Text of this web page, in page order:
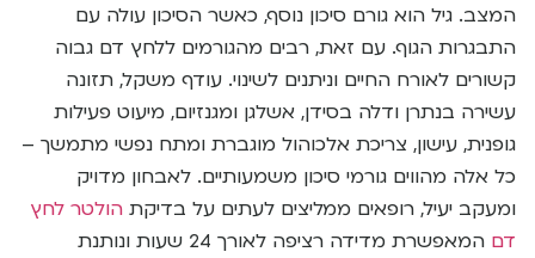
המצב. גיל הוא גורם סיכון נוסף, כאשר הסיכון עולה עם
התבגרות הגוף. עם זאת, רבים מהגורמים ללחץ דם גבוה
קשורים לאורח החיים וניתנים לשינוי. עודף משקל, תזונה
עשירה בנתרן ודלה בסידן, אשלגן ומגנזיום, מיעוט פעילות
גופנית, עישון, צריכת אלכוהול מוגברת ומתח נפשי מתמשך –
כל אלה מהווים גורמי סיכון משמעותיים. לאבחון מדויק
ומעקב יעיל, רופאים ממליצים לעתים על בדיקת הולטר לחץ
דם
המאפשרת מדידה רציפה לאורך 24 שעות ונותנת